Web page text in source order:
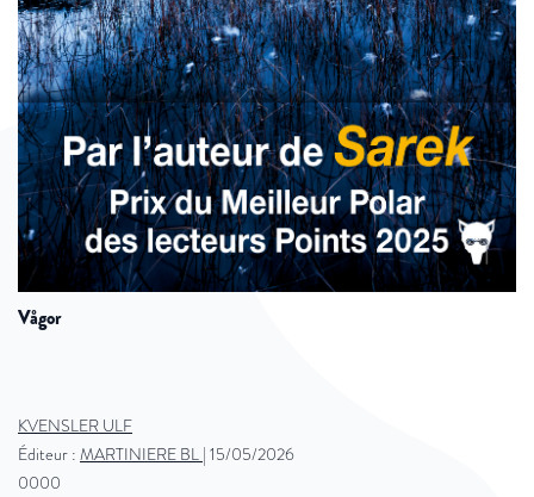
vågor
KVENSLER ULF
Éditeur : MARTINIERE BL | 15/05/2026
0000